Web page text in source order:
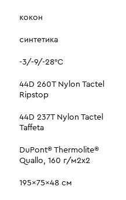
кокон
синтетика
-3/-9/-28°C
44D 260T Nylon Tactel
Ripstop
44D 237T Nylon Tactel
Taffeta
DuPont® Thermolite®
Quallo, 160 г/м2x2
195x75x48 см